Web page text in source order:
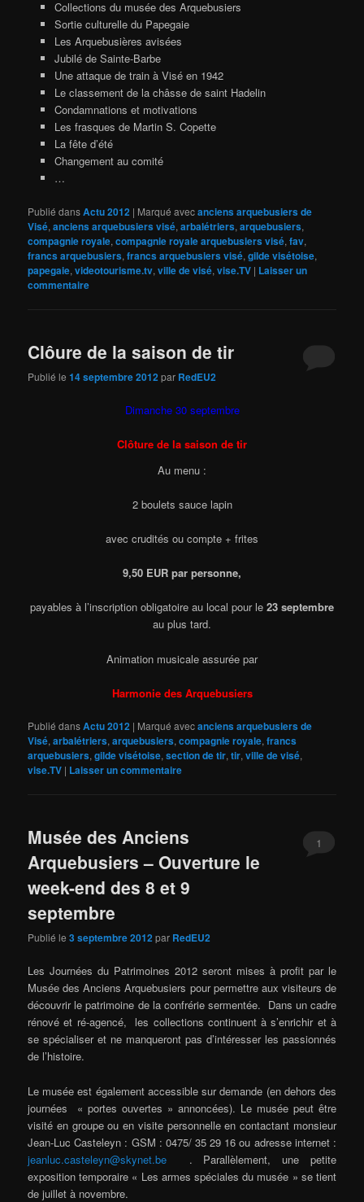
Collections du musée des Arquebusiers
Sortie culturelle du Papegaie
Les Arquebusières avisées
Jubilé de Sainte-Barbe
Une attaque de train à Visé en 1942
Le classement de la châsse de saint Hadelin
Condamnations et motivations
Les frasques de Martin S. Copette
La fête d’été
Changement au comité
…
Publié dansActu 2012 | Marqué avecanciens arquebusiers de
Visé,anciens arquebusiers visé,arbalétriers,arquebusiers,
compagnie royale,compagnie royale arquebusiers visé,fav,
francs arquebusiers,francs arquebusiers visé,gilde visétoise,
papegaie,videotourisme.tv,ville de visé,vise.TV | Laisser un
commentaire
Clôure de la saison de tir
Publié le14 septembre 2012par RedEU2
Dimanche 30 septembre
Clôture de la saison de tir
Au menu :
2 boulets sauce lapin
avec crudités ou compte + frites
9,50 EUR par personne,
payables à l’inscription obligatoire au local pour le 23 septembre
au plus tard.
Animation musicale assurée par
Harmonie des Arquebusiers
Publié dansActu 2012 | Marqué avecanciens arquebusiers de
Visé,arbalétriers,arquebusiers,compagnie royale,francs
arquebusiers,gilde visétoise,section de tir,tir,ville de visé,
vise.TV | Laisser un commentaire
Musée des Anciens
Arquebusiers – Ouverture le
week-end des 8 et 9
septembre
Publié le3 septembre 2012par RedEU2
1
Les Journées du Patrimoines 2012 seront mises à profit par le
Musée des Anciens Arquebusiers pour permettre aux visiteurs de
découvrir le patrimoine de la confrérie sermentée. Dans un cadre
rénové et ré-agencé, les collections continuent à s’enrichir et à
se spécialiser et ne manqueront pas d’intéresser les passionnés
de l’histoire.
Le musée est également accessible sur demande (en dehors des
journées « portes ouvertes » annoncées). Le musée peut être
visité en groupe ou en visite personnelle en contactant monsieur
Jean-Luc Casteleyn : GSM : 0475/ 35 29 16 ou adresse internet :
jeanluc.casteleyn@skynet.be . Parallèlement, une petite
exposition temporaire « Les armes spéciales du musée » se tient
de juillet à novembre.